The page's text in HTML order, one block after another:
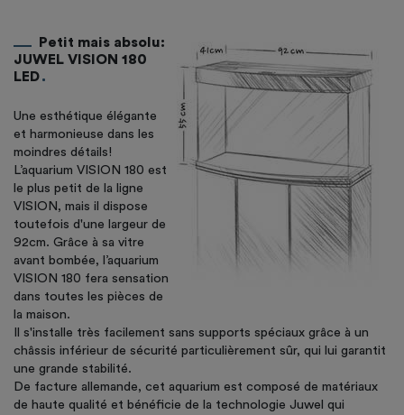
Petit mais absolu:
JUWEL VISION 180
LED
Une esthétique élégante
et harmonieuse dans les
moindres détails!
L’aquarium VISION 180 est
le plus petit de la ligne
VISION, mais il dispose
toutefois d'une largeur de
92cm. Grâce à sa vitre
avant bombée, l’aquarium
VISION 180 fera sensation
dans toutes les pièces de
la maison.
Il s'installe très facilement sans supports spéciaux grâce à un
châssis inférieur de sécurité particulièrement sûr, qui lui garantit
une grande stabilité.
De facture allemande, cet aquarium est composé de matériaux
de haute qualité et bénéficie de la technologie Juwel qui